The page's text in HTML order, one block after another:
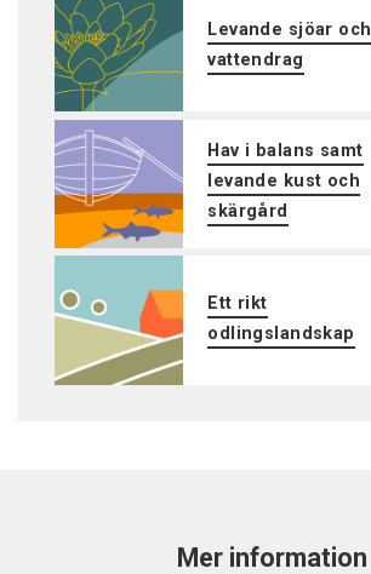
Levande sjöar och
vattendrag
Hav i balans samt
levande kust och
skärgård
Ett rikt
odlingslandskap
Mer information